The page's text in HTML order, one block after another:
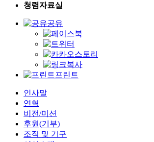
청렴자료실
공유
프린트
인사말
연혁
비전/미션
후원(기부)
조직 및 기구